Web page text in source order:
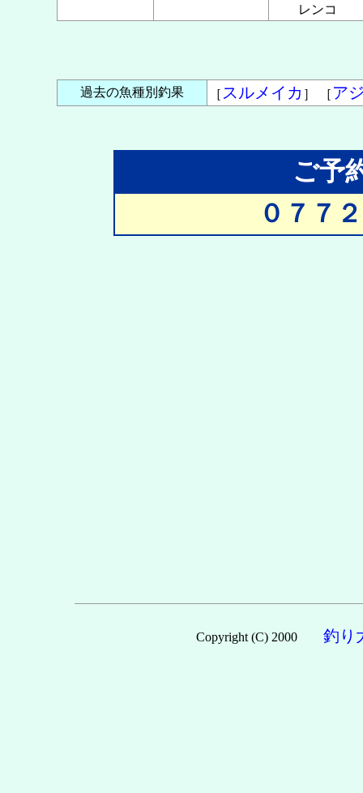
レンコ
過去の魚種別釣果 ［ スルメイカ ］ ［ ア
ご予
０７７
Copyright (C) 2000 釣り